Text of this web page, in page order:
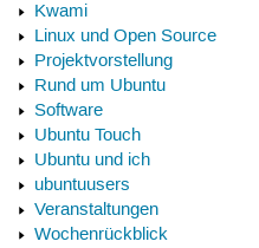
Kwami
Linux und Open Source
Projektvorstellung
Rund um Ubuntu
Software
Ubuntu Touch
Ubuntu und ich
ubuntuusers
Veranstaltungen
Wochenrückblick